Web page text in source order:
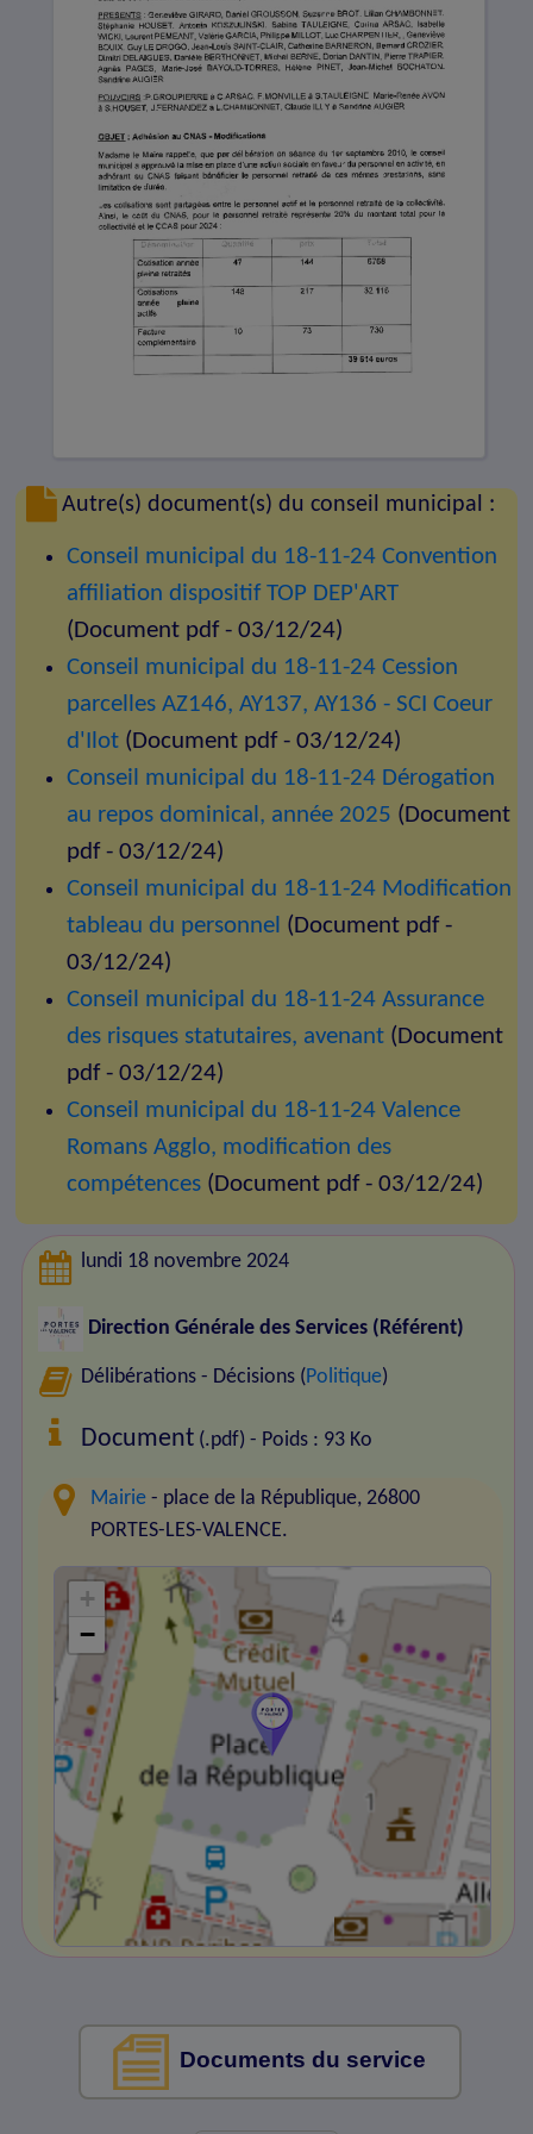
Autre(s) document(s) du conseil municipal :
Conseil municipal du 18-11-24 Convention
affiliation dispositif TOP DEP'ART
(Document pdf - 03/12/24)
Conseil municipal du 18-11-24 Cession
parcelles AZ146, AY137, AY136 - SCI Coeur
d'Ilot(Document pdf - 03/12/24)
Conseil municipal du 18-11-24 Dérogation
au repos dominical, année 2025 (Document
pdf - 03/12/24)
Conseil municipal du 18-11-24 Modification
tableau du personnel (Document pdf -
03/12/24)
Conseil municipal du 18-11-24 Assurance
des risques statutaires, avenant(Document
pdf - 03/12/24)
Conseil municipal du 18-11-24 Valence
Romans Agglo, modification des
compétences(Document pdf - 03/12/24)
lundi 18 novembre 2024
Direction Générale des Services (Référent)
Délibérations - Décisions ( Politique)
Document (.pdf) - Poids : 93 Ko
Mairie - place de la République, 26800
PORTES-LES-VALENCE.
+
−
Documents du service